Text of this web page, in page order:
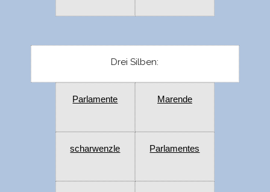
Drei Silben:
Parlamente Marende
scharwenzle Parlamentes